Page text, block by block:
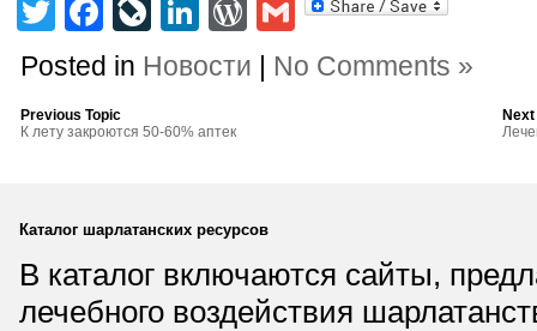
TwitterFacebook
LiveJournal
LinkedIn
WordPress
Gmail
Posted in Новости | No Comments »
Previous Topic
К лету закроются 50-60% аптек
Каталог шарлатанских ресурсов
В каталог включаются сайты,
лечебного воздействия